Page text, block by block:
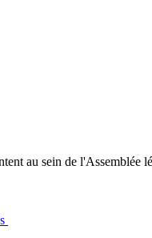
au sein de l'Assemblée